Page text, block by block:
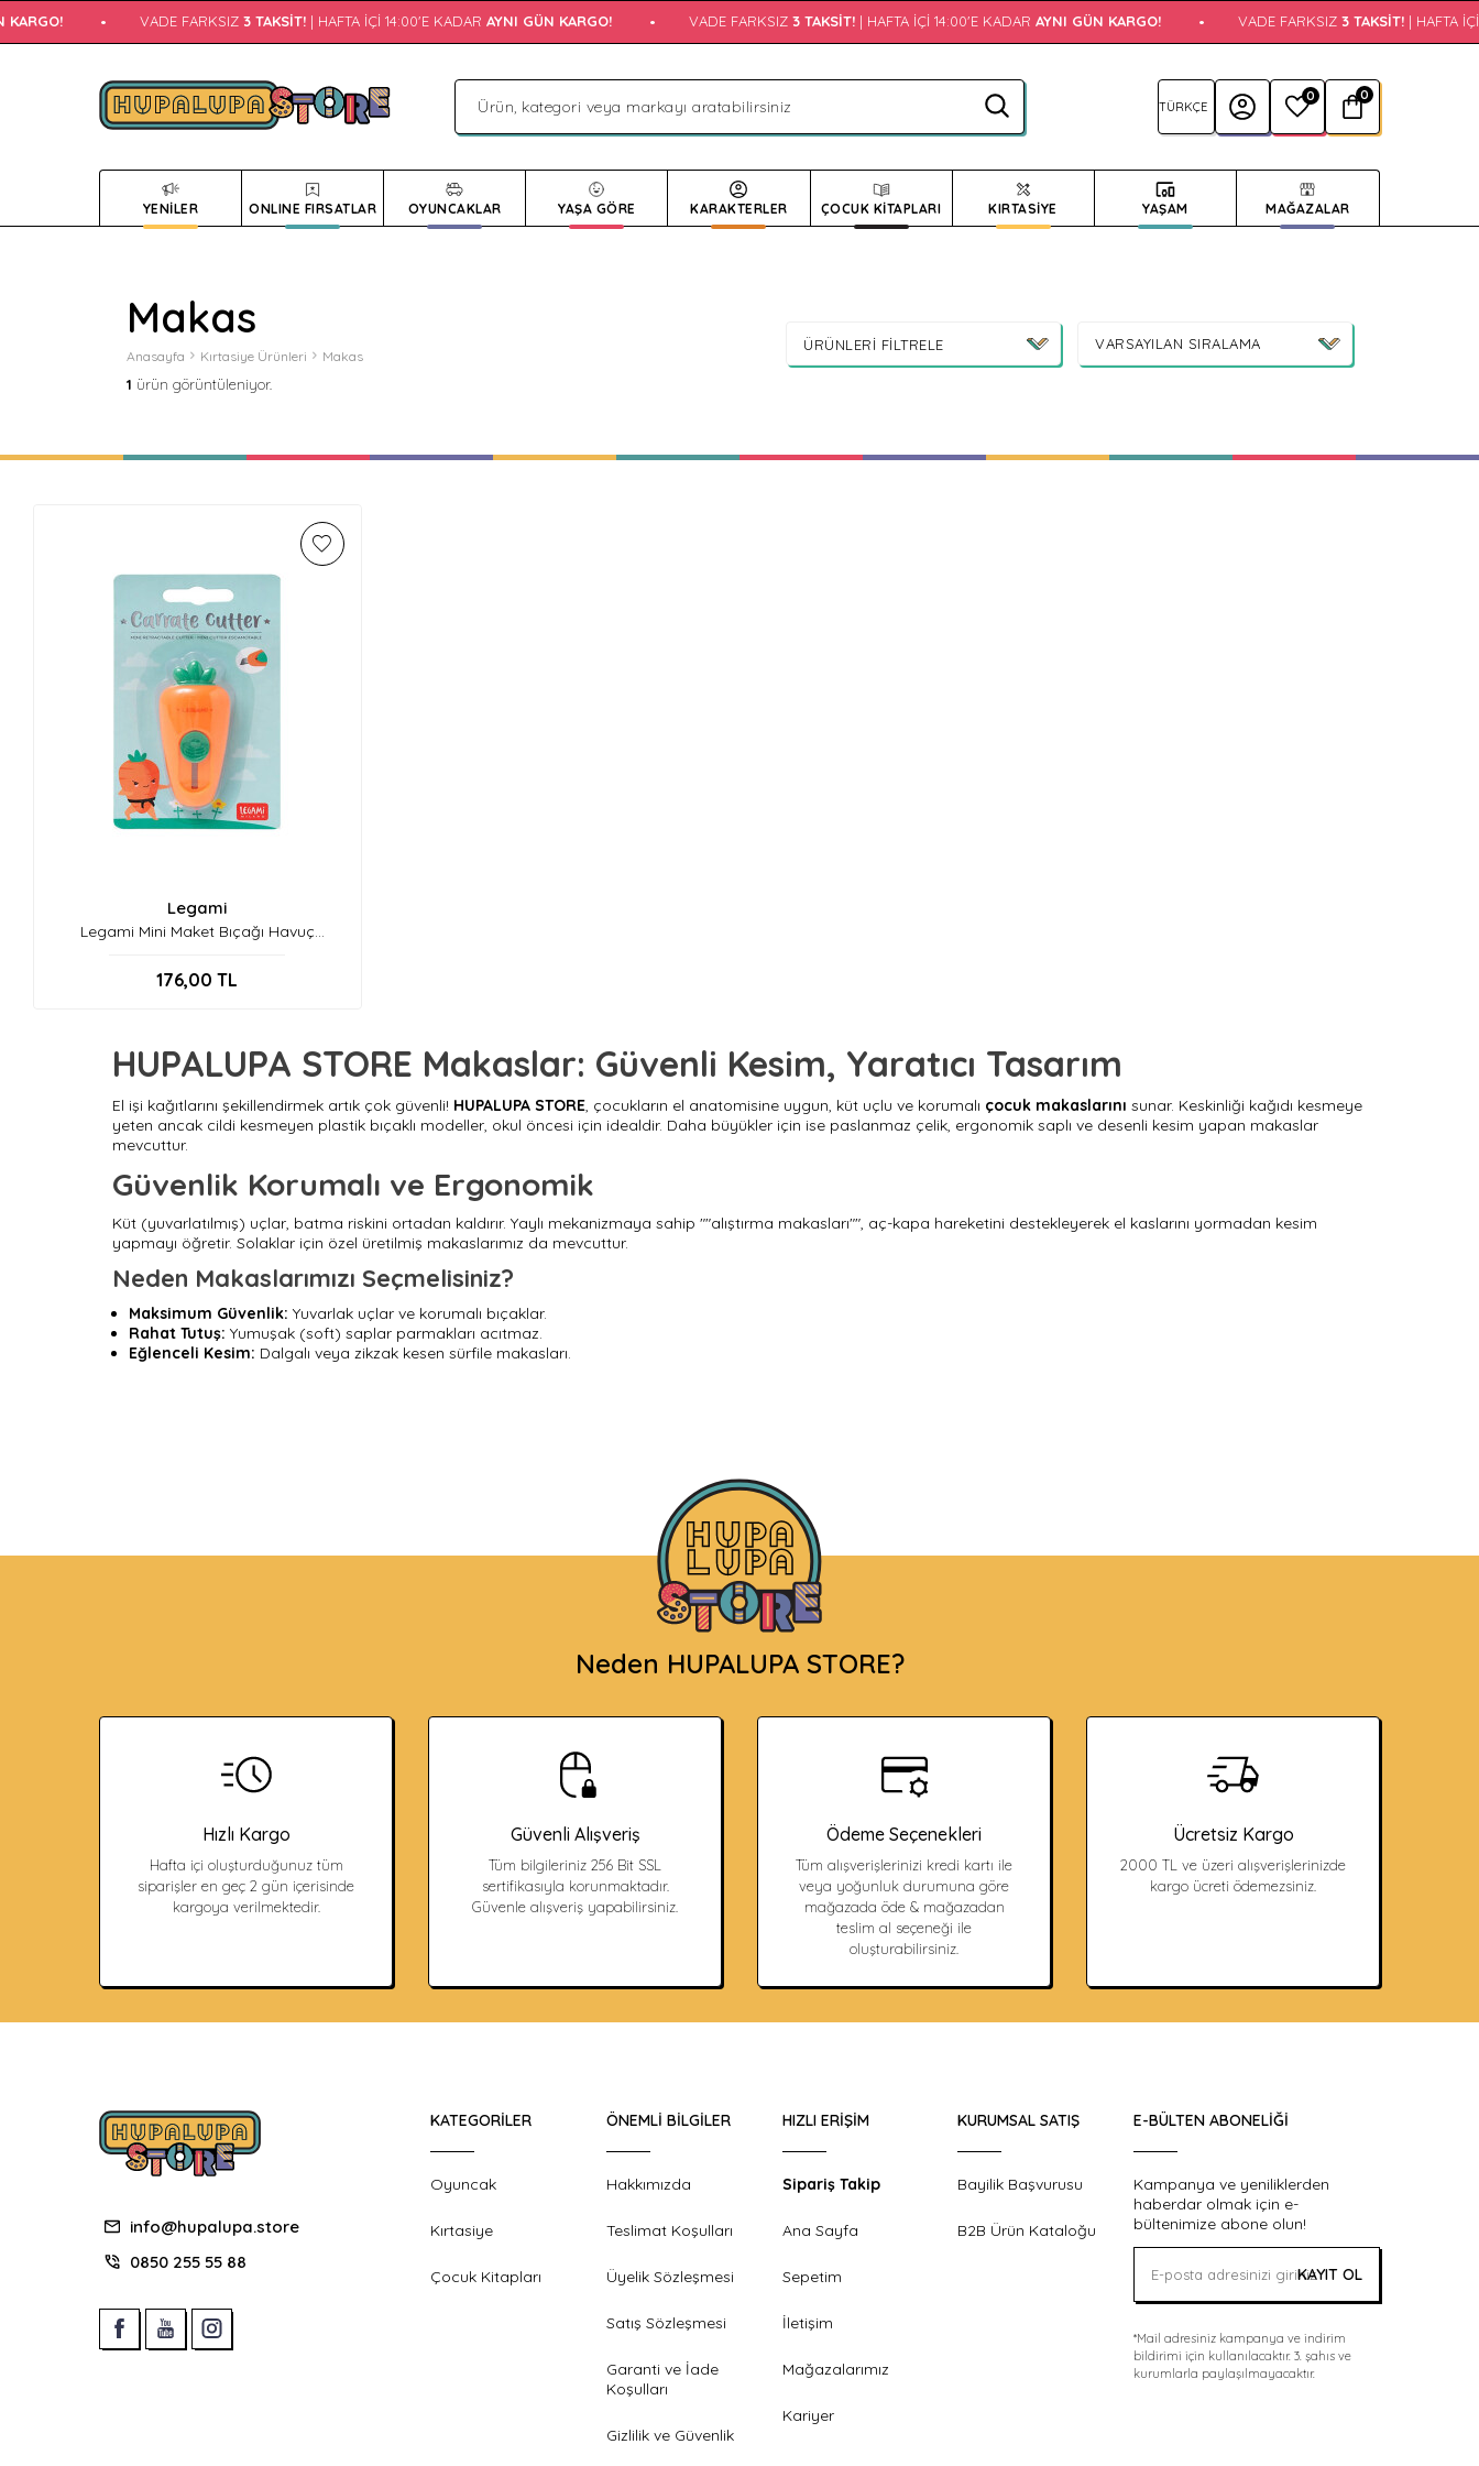
VADE FARKSIZ 3 TAKSIT! | HAFTA İÇI 14:00'E KADAR AYNI GÜN KARGO! VADE FARKSIZ 3 TAKSIT! | HAFTA İÇI 14:00'E KADAR AYNI GÜN KARGO! VADE FARKSIZ 3 TAKSIT! | HAFTA İÇI
0 0
YENİLER ONLINE FIRSATLAR OYUNCAKLAR YAŞA GÖRE KARAKTERLER ÇOCUK KİTAPLARI KIRTASİYE YAŞAM MAĞAZALAR
Makas
Anasayfa Kırtasiye Ürünleri Makas
1 ürün görüntüleniyor.
ÜRÜNLERI FILTRELE
Legami
Legami Mini Maket Bıçağı Havuç
176,00 TL
HUPALUPA STORE Makaslar: Güvenli Kesim, Yaratıcı Tasarım
El işi kağıtlarını şekillendirmek artık çok güvenli! HUPALUPA STORE, çocukların el anatomisine uygun, küt uçlu ve korumalı çocuk makaslarını sunar. Keskinliği kağıdı kesmeye
yeten ancak cildi kesmeyen plastik bıçaklı modeller, okul öncesi için idealdir. Daha büyükler için ise paslanmaz çelik, ergonomik saplı ve desenli kesim yapan makaslar
mevcuttur.
Güvenlik Korumalı ve Ergonomik
Küt (yuvarlatılmış) uçlar, batma riskini ortadan kaldırır. Yaylı mekanizmaya sahip ""alıştırma makasları"", aç-kapa hareketini destekleyerek el kaslarını yormadan kesim
yapmayı öğretir. Solaklar için özel üretilmiş makaslarımız da mevcuttur.
Neden Makaslarımızı Seçmelisiniz?
Maksimum Güvenlik: Yuvarlak uçlar ve korumalı bıçaklar.
Rahat Tutuş: Yumuşak (soft) saplar parmakları acıtmaz.
Eğlenceli Kesim: Dalgalı veya zikzak kesen sürfile makasları.
Neden HUPALUPA STORE?
Hızlı Kargo
Hafta içi oluşturduğunuz tüm
siparişler en geç 2 gün içerisinde
kargoya verilmektedir.
Güvenli Alışveriş
Tüm bilgileriniz 256 Bit SSL
sertifikasıyla korunmaktadır.
Güvenle alışveriş yapabilirsiniz.
Ödeme Seçenekleri
Tüm alışverişlerinizi kredi kartı ile
veya yoğunluk durumuna göre
mağazada öde & mağazadan
teslim al seçeneği ile
oluşturabilirsiniz.
Ücretsiz Kargo
2000 TL ve üzeri alışverişlerinizde
kargo ücreti ödemezsiniz.
info@hupalupa.store
0850 255 55 88
KATEGORILER
Oyuncak
Kırtasiye
Çocuk Kitapları
ÖNEMLI BILGILER
Hakkımızda
Teslimat Koşulları
Üyelik Sözleşmesi
Satış Sözleşmesi
Garanti ve İade
Koşulları
Gizlilik ve Güvenlik
HIZLI ERIŞIM
Sipariş Takip
Ana Sayfa
Sepetim
İletişim
Mağazalarımız
Kariyer
KURUMSAL SATIŞ
Bayilik Başvurusu
B2B Ürün Kataloğu
E-BÜLTEN ABONELIĞI
Kampanya ve yeniliklerden
haberdar olmak için e-
bültenimize abone olun!
KAYIT OL
*Mail adresiniz kampanya ve indirim
bildirimi için kullanılacaktır. 3. şahıs ve
kurumlarla paylaşılmayacaktır.